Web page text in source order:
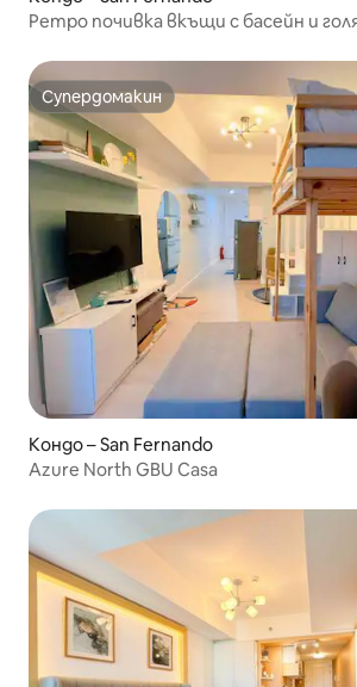
Ретро почивка вкъщи с басейн и
Супердомакин
Супердомакин
Кондо – San Fernando
Azure North GBU Casa